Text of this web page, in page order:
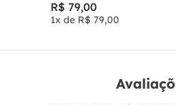
R$ 79,00
1x de R$ 79,00